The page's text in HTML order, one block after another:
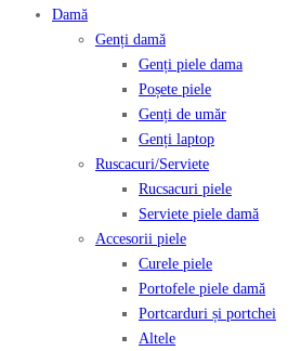
Damă
Genți damă
Genți piele dama
Poșete piele
Genți de umăr
Genți laptop
Ruscacuri/Serviete
Rucsacuri piele
Serviete piele damă
Accesorii piele
Curele piele
Portofele piele damă
Portcarduri și portchei
Altele